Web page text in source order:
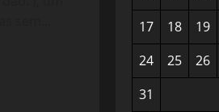
17
18
19
24
25
26
31